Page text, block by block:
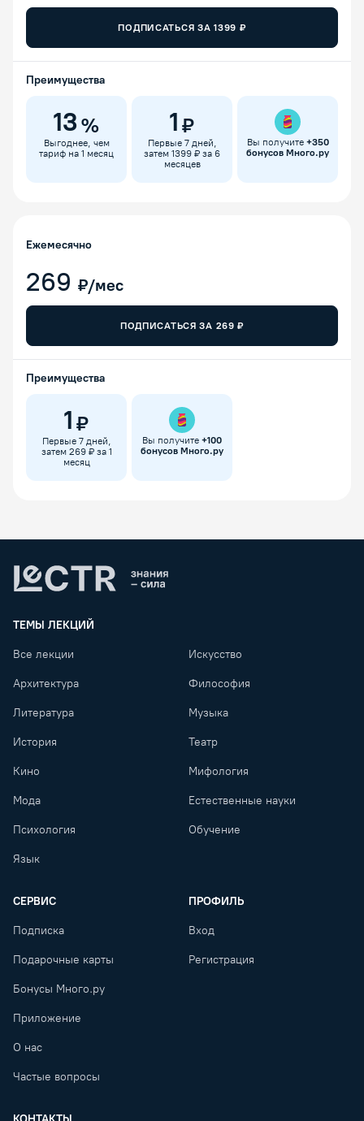
ПОДПИСАТЬСЯ ЗА1399 ₽
Преимущества
13 %
Выгоднее, чем
тариф на 1 месяц
1 ₽
Первые 7 дней,
затем 1399 ₽ за 6
месяцев
Вы получите +350
бонусов Много.ру
Ежемесячно
269 ₽/мес
ПОДПИСАТЬСЯ ЗА 269 ₽
Преимущества
1 ₽
Первые 7 дней,
затем 269 ₽ за 1
месяц
Вы получите +100
бонусов Много.ру
ТЕМЫ ЛЕКЦИЙ
Все лекции Искусство
Архитектура Философия
Литература Музыка
История Театр
Кино Мифология
Мода Естественные науки
Психология Обучение
Язык
СЕРВИС
Подписка
Подарочные карты
Бонусы Много.ру
Приложение
О нас
Частые вопросы
ПРОФИЛЬ
Вход
Регистрация